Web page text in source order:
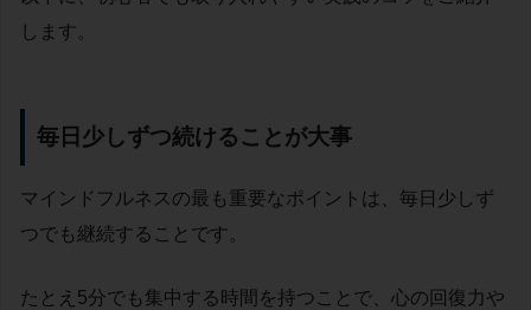
します。
毎日少しずつ続けることが大事
マインドフルネスの最も重要なポイントは、毎日少しず
つでも継続することです。
たとえ5分でも集中する時間を持つことで、心の回復力や